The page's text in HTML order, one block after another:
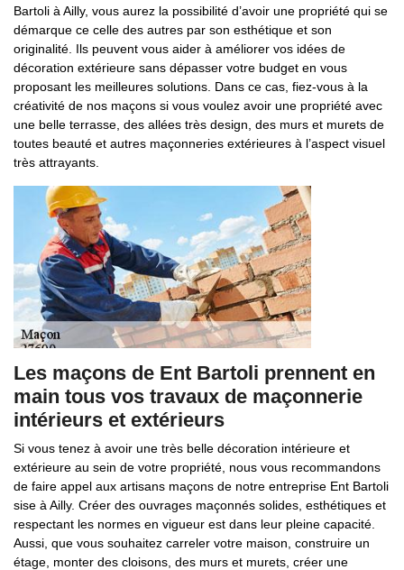
Bartoli à Ailly, vous aurez la possibilité d’avoir une propriété qui se
démarque ce celle des autres par son esthétique et son
originalité. Ils peuvent vous aider à améliorer vos idées de
décoration extérieure sans dépasser votre budget en vous
proposant les meilleures solutions. Dans ce cas, fiez-vous à la
créativité de nos maçons si vous voulez avoir une propriété avec
une belle terrasse, des allées très design, des murs et murets de
toutes beauté et autres maçonneries extérieures à l’aspect visuel
très attrayants.
Les maçons de Ent Bartoli prennent en
main tous vos travaux de maçonnerie
intérieurs et extérieurs
Si vous tenez à avoir une très belle décoration intérieure et
extérieure au sein de votre propriété, nous vous recommandons
de faire appel aux artisans maçons de notre entreprise Ent Bartoli
sise à Ailly. Créer des ouvrages maçonnés solides, esthétiques et
respectant les normes en vigueur est dans leur pleine capacité.
Aussi, que vous souhaitez carreler votre maison, construire un
étage, monter des cloisons, des murs et murets, créer une